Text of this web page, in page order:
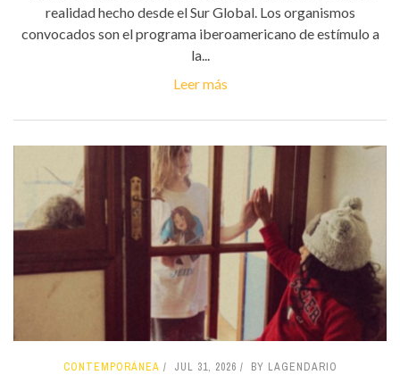
realidad hecho desde el Sur Global. Los organismos
convocados son el programa iberoamericano de estímulo a
la...
Leer más
CONTEMPORÁNEA JUL 31, 2026 BY LAGENDARIO